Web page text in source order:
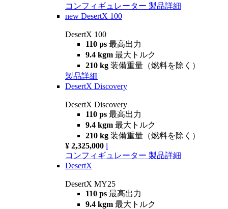
コンフィギュレーター 製品詳細
new DesertX 100
DesertX 100
110 ps 最高出力
9.4 kgm 最大トルク
210 kg 装備重量（燃料を除く）
製品詳細
DesertX Discovery
DesertX Discovery
110 ps 最高出力
9.4 kgm 最大トルク
210 kg 装備重量（燃料を除く）
¥ 2,325,000 i
コンフィギュレーター 製品詳細
DesertX
DesertX MY25
110 ps 最高出力
9.4 kgm 最大トルク